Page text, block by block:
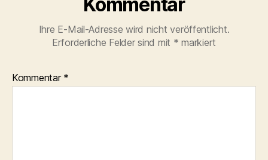
Ihre E-Mail-Adresse wird nicht veröffentlicht.
Erforderliche Felder sind mit * markiert
Kommentar *